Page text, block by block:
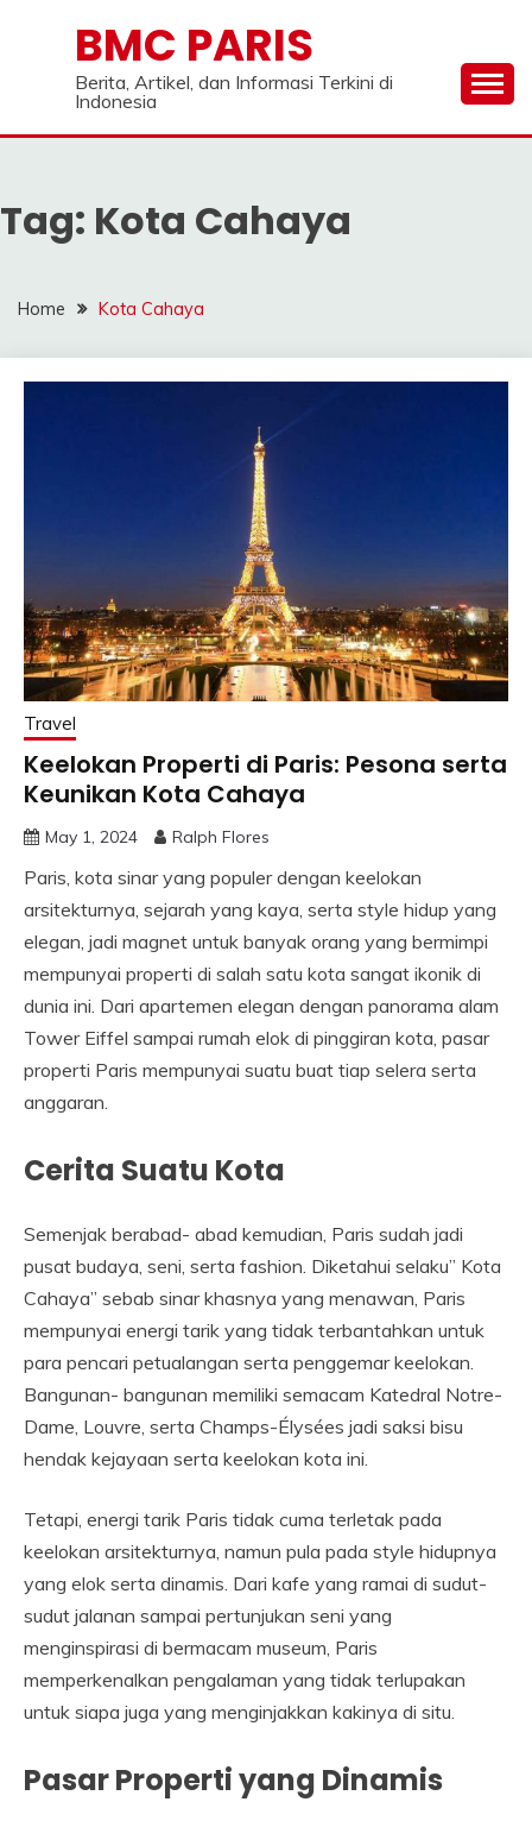
BMC PARIS
Berita, Artikel, dan Informasi Terkini di
Indonesia
Tag: Kota Cahaya
Home Kota Cahaya
Travel
Keelokan Properti di Paris: Pesona serta
Keunikan Kota Cahaya
May 1, 2024 Ralph Flores
Paris, kota sinar yang populer dengan keelokan
arsitekturnya, sejarah yang kaya, serta style hidup yang
elegan, jadi magnet untuk banyak orang yang bermimpi
mempunyai properti di salah satu kota sangat ikonik di
dunia ini. Dari apartemen elegan dengan panorama alam
Tower Eiffel sampai rumah elok di pinggiran kota, pasar
properti Paris mempunyai suatu buat tiap selera serta
anggaran.
Cerita Suatu Kota
Semenjak berabad- abad kemudian, Paris sudah jadi
pusat budaya, seni, serta fashion. Diketahui selaku” Kota
Cahaya” sebab sinar khasnya yang menawan, Paris
mempunyai energi tarik yang tidak terbantahkan untuk
para pencari petualangan serta penggemar keelokan.
Bangunan- bangunan memiliki semacam Katedral Notre-
Dame, Louvre, serta Champs-Élysées jadi saksi bisu
hendak kejayaan serta keelokan kota ini.
Tetapi, energi tarik Paris tidak cuma terletak pada
keelokan arsitekturnya, namun pula pada style hidupnya
yang elok serta dinamis. Dari kafe yang ramai di sudut-
sudut jalanan sampai pertunjukan seni yang
menginspirasi di bermacam museum, Paris
memperkenalkan pengalaman yang tidak terlupakan
untuk siapa juga yang menginjakkan kakinya di situ.
Pasar Properti yang Dinamis